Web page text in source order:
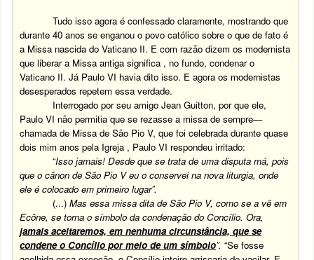
Tudo isso agora é confessado claramente, mostrando que
durante 40 anos se enganou o povo católico sobre o que de fato é
a Missa nascida do Vaticano II. E com razão dizem os modernista
que liberar a Missa antiga significa , no fundo, condenar o
Vaticano II. Já Paulo VI havia dito isso. E agora os modernistas
desesperados repetem essa verdade.
Interrogado por seu amigo Jean Guitton, por que ele,
Paulo VI não permitia que se rezasse a missa de sempre—
chamada de Missa de São Pio V, que foi celebrada durante quase
dois mim anos pela Igreja , Paulo VI respondeu irritado:
“Isso jamais! Desde que se trata de uma disputa má, pois
que o cânon de São Pio V eu o conservei na nova liturgia, onde
ele é colocado em primeiro lugar”.
(...)Mas essa missa dita de São Pio V, como se a vê em
Ecône, se torna o símbolo da condenação do Concílio. Ora,
jamais aceitaremos, em nenhuma circunstância, que se
condene o Concílio por meio de um símbolo”. “Se fosse